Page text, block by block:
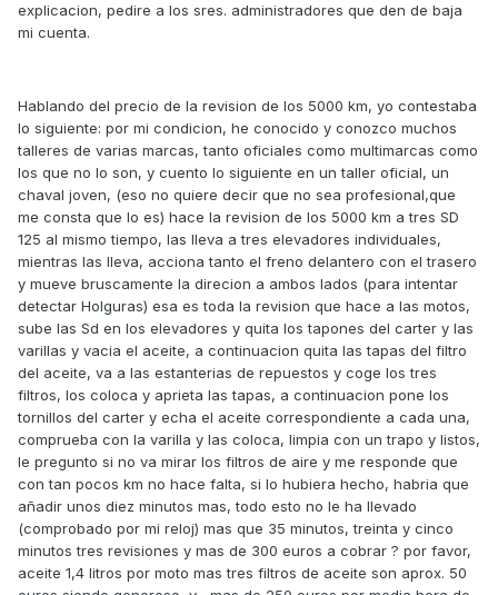
explicacion, pedire a los sres. administradores que den de baja
mi cuenta.
Hablando del precio de la revision de los 5000 km, yo contestaba
lo siguiente: por mi condicion, he conocido y conozco muchos
talleres de varias marcas, tanto oficiales como multimarcas como
los que no lo son, y cuento lo siguiente en un taller oficial, un
chaval joven, (eso no quiere decir que no sea profesional,que
me consta que lo es) hace la revision de los 5000 km a tres SD
125 al mismo tiempo, las lleva a tres elevadores individuales,
mientras las lleva, acciona tanto el freno delantero con el trasero
y mueve bruscamente la direcion a ambos lados (para intentar
detectar Holguras) esa es toda la revision que hace a las motos,
sube las Sd en los elevadores y quita los tapones del carter y las
varillas y vacia el aceite, a continuacion quita las tapas del filtro
del aceite, va a las estanterias de repuestos y coge los tres
filtros, los coloca y aprieta las tapas, a continuacion pone los
tornillos del carter y echa el aceite correspondiente a cada una,
comprueba con la varilla y las coloca, limpia con un trapo y listos,
le pregunto si no va mirar los filtros de aire y me responde que
con tan pocos km no hace falta, si lo hubiera hecho, habria que
añadir unos diez minutos mas, todo esto no le ha llevado
(comprobado por mi reloj) mas que 35 minutos, treinta y cinco
minutos tres revisiones y mas de 300 euros a cobrar ? por favor,
aceite 1,4 litros por moto mas tres filtros de aceite son aprox. 50